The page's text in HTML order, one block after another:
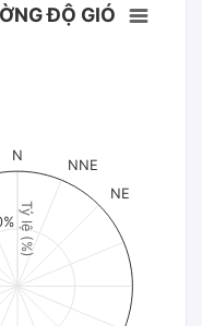
Tỷ lệ (%)
ĐỘ GIÓ
N
NNE
NE